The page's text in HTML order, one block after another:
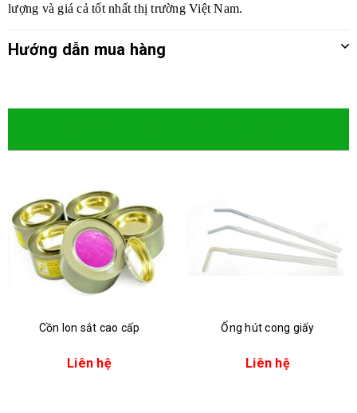
lượng và giá cả tốt nhất thị trường Việt Nam.
Hướng dẫn mua hàng
Cồn lon sắt cao cấp
Liên hệ
Ống hút cong giấy
Liên hệ